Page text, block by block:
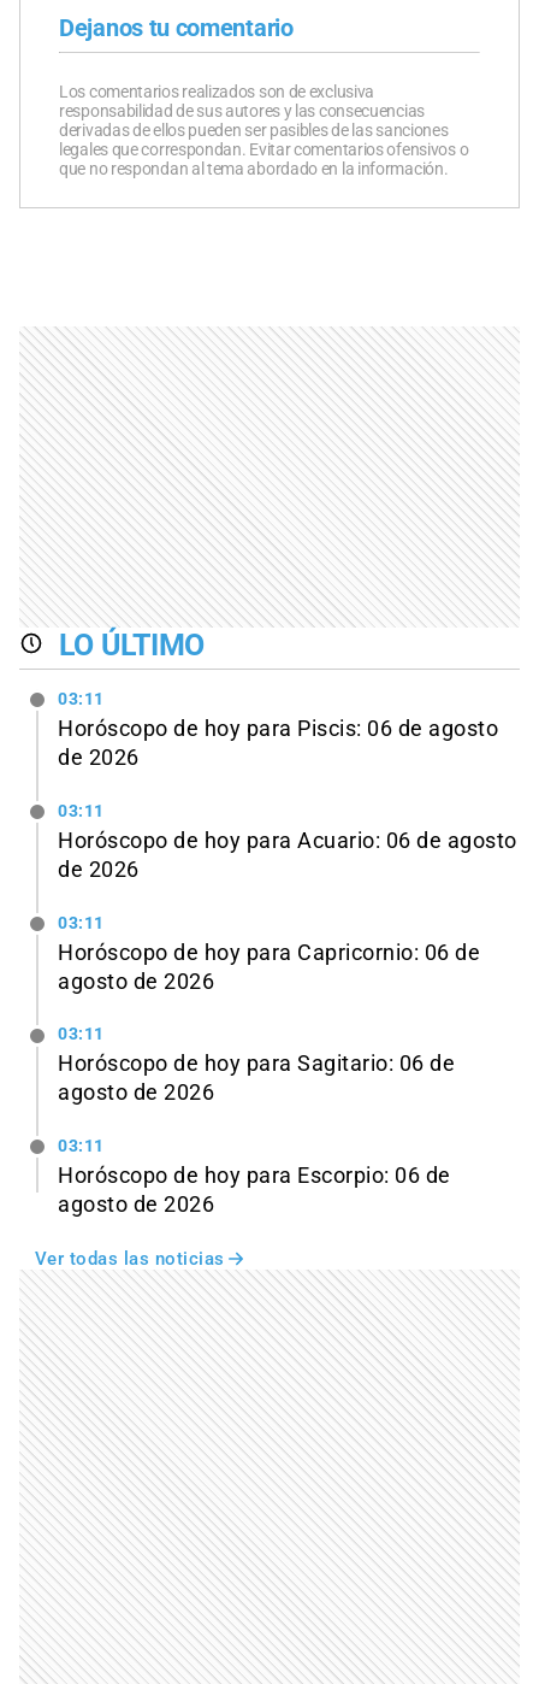
Dejanos tu comentario
Los comentarios realizados son de exclusiva
responsabilidad de sus autores y las consecuencias
derivadas de ellos pueden ser pasibles de las sanciones
legales que correspondan. Evitar comentarios ofensivos o
que no respondan al tema abordado en la información.
LO ÚLTIMO
03:11
Horóscopo de hoy para Piscis: 06 de agosto
de 2026
03:11
Horóscopo de hoy para Acuario: 06 de agosto
de 2026
03:11
Horóscopo de hoy para Capricornio: 06 de
agosto de 2026
03:11
Horóscopo de hoy para Sagitario: 06 de
agosto de 2026
03:11
Horóscopo de hoy para Escorpio: 06 de
agosto de 2026
Ver todas las noticias